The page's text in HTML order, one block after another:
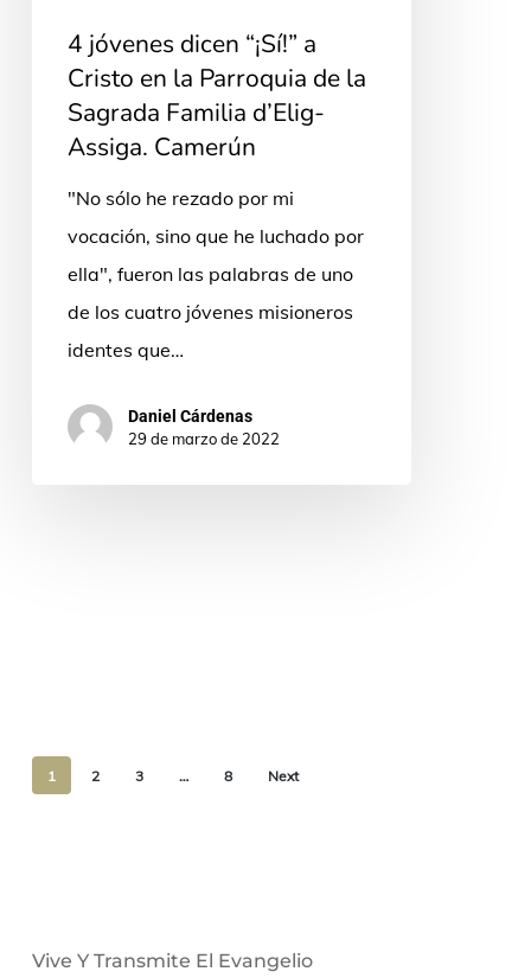
Camerún
4 jóvenes dicen “¡Sí!” a
Cristo en la Parroquia de la
Sagrada Familia d’Elig-
Assiga. Camerún
"No sólo he rezado por mi
vocación, sino que he luchado por
ella", fueron las palabras de uno
de los cuatro jóvenes misioneros
identes que…
Daniel Cárdenas
29 de marzo de 2022
1 2 3 … 8 Next
Vive Y Transmite El Evangelio